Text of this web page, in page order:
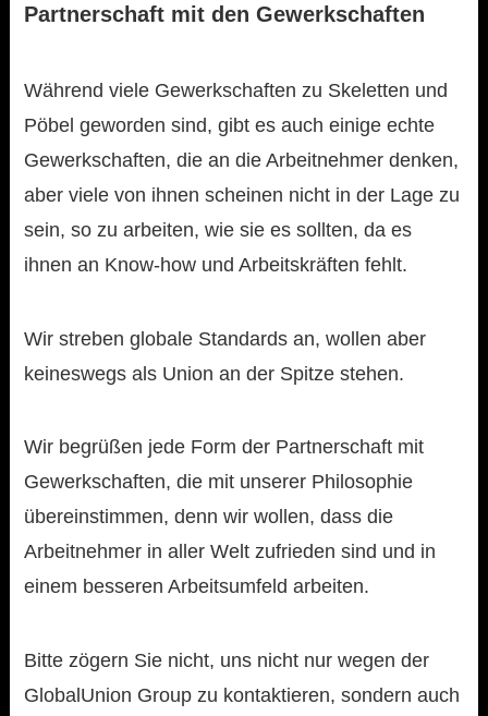
Partnerschaft mit den Gewerkschaften
Während viele Gewerkschaften zu Skeletten und
Pöbel geworden sind, gibt es auch einige echte
Gewerkschaften, die an die Arbeitnehmer denken,
aber viele von ihnen scheinen nicht in der Lage zu
sein, so zu arbeiten, wie sie es sollten, da es
ihnen an Know-how und Arbeitskräften fehlt.
Wir streben globale Standards an, wollen aber
keineswegs als Union an der Spitze stehen.
Wir begrüßen jede Form der Partnerschaft mit
Gewerkschaften, die mit unserer Philosophie
übereinstimmen, denn wir wollen, dass die
Arbeitnehmer in aller Welt zufrieden sind und in
einem besseren Arbeitsumfeld arbeiten.
Bitte zögern Sie nicht, uns nicht nur wegen der
GlobalUnion Group zu kontaktieren, sondern auch